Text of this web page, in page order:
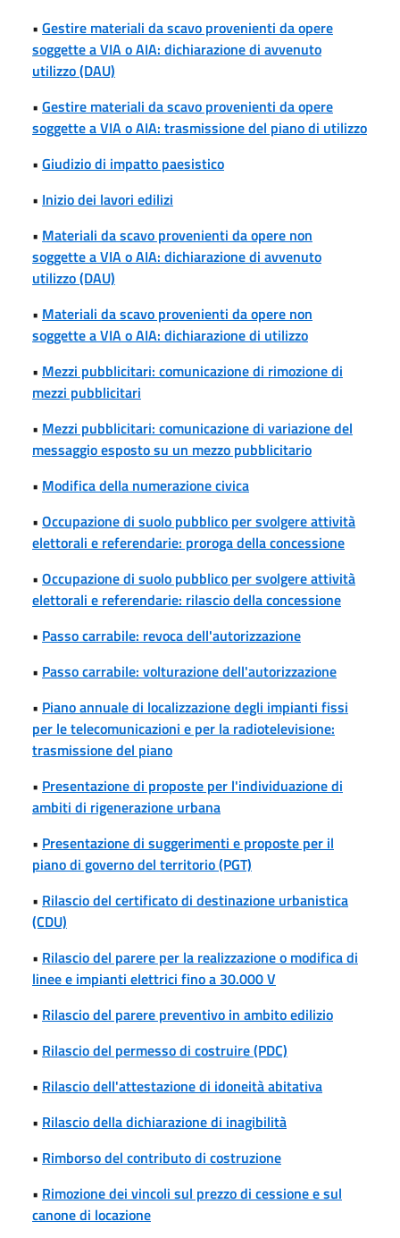
• Gestire materiali da scavo provenienti da opere
soggette a VIA o AIA: dichiarazione di avvenuto
utilizzo (DAU)
• Gestire materiali da scavo provenienti da opere
soggette a VIA o AIA: trasmissione del piano di utilizzo
• Giudizio di impatto paesistico
• Inizio dei lavori edilizi
• Materiali da scavo provenienti da opere non
soggette a VIA o AIA: dichiarazione di avvenuto
utilizzo (DAU)
• Materiali da scavo provenienti da opere non
soggette a VIA o AIA: dichiarazione di utilizzo
• Mezzi pubblicitari: comunicazione di rimozione di
mezzi pubblicitari
• Mezzi pubblicitari: comunicazione di variazione del
messaggio esposto su un mezzo pubblicitario
• Modifica della numerazione civica
• Occupazione di suolo pubblico per svolgere attività
elettorali e referendarie: proroga della concessione
• Occupazione di suolo pubblico per svolgere attività
elettorali e referendarie: rilascio della concessione
• Passo carrabile: revoca dell'autorizzazione
• Passo carrabile: volturazione dell'autorizzazione
• Piano annuale di localizzazione degli impianti fissi
per le telecomunicazioni e per la radiotelevisione:
trasmissione del piano
• Presentazione di proposte per l'individuazione di
ambiti di rigenerazione urbana
• Presentazione di suggerimenti e proposte per il
piano di governo del territorio (PGT)
• Rilascio del certificato di destinazione urbanistica
(CDU)
• Rilascio del parere per la realizzazione o modifica di
linee e impianti elettrici fino a 30.000 V
• Rilascio del parere preventivo in ambito edilizio
• Rilascio del permesso di costruire (PDC)
• Rilascio dell'attestazione di idoneità abitativa
• Rilascio della dichiarazione di inagibilità
• Rimborso del contributo di costruzione
• Rimozione dei vincoli sul prezzo di cessione e sul
canone di locazione